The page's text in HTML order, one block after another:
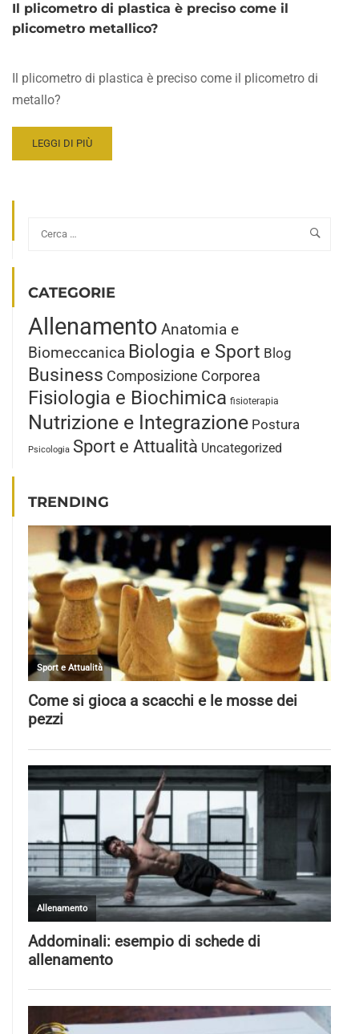
Il plicometro di plastica è preciso come il
plicometro metallico?
Il plicometro di plastica è preciso come il plicometro di
metallo?
READ
MORE
PLASTICA
COME
PLICOMETRO
METALLICO?
LEGGI DI PIÙ
CATEGORIE
Allenamento Anatomia e
Biomeccanica Biologia e Sport Blog
Business Composizione Corporea
Fisiologia e Biochimica fisioterapia
Nutrizione e Integrazione Postura
Psicologia Sport e Attualità Uncategorized
TRENDING